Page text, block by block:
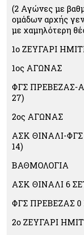
(2 Αγώνες με
ομάδων αρχής
με χαμηλότερη
1ο ΖΕΥΓΑΡΙ
1ος ΑΓΩΝΑΣ
ΦΓΣ ΠΡΕΒΕΖΑΣ-
27)
2ος ΑΓΩΝΑΣ
ΑΣΚ ΘΙΝΑΛΙ-ΦΓΣ
14)
ΒΑΘΜΟΛΟΓΙΑ
ΑΣΚ ΘΙΝΑΛΙ 6
ΦΓΣ ΠΡΕΒΕΖΑΣ 0
2ο ΖΕΥΓΑΡΙ